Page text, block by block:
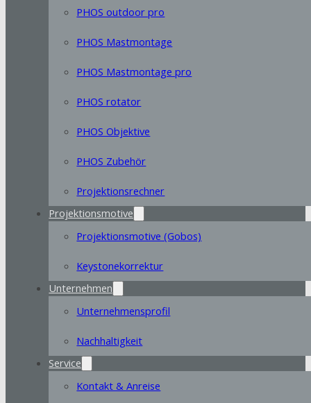
PHOS outdoor pro
PHOS Mastmontage
PHOS Mastmontage pro
PHOS rotator
PHOS Objektive
PHOS Zubehör
Projektionsrechner
Projektionsmotive
Projektionsmotive (Gobos)
Keystonekorrektur
Unternehmen
Unternehmensprofil
Nachhaltigkeit
Service
Kontakt & Anreise